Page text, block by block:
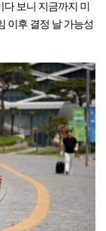
보니 지금까지 미
이후 결정 날 가능성